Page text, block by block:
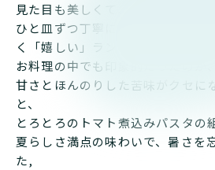
見た目も美しくて、味わいもしっ
ひと皿ずつ丁寧に作られていて、
く「嬉しい」ランチタイムでした。
お料理の中でも印象的だったのが、
甘さとほんのりした苦味がクセに
と、
とろとろのトマト煮込みパスタの
夏らしさ満点の味わいで、暑さを
た,